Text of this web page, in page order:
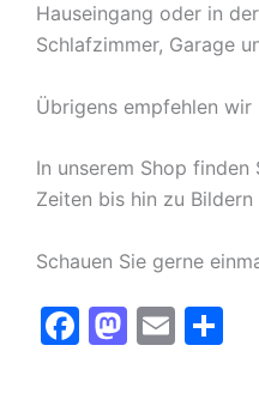
Hauseingang oder in
Schlafzimmer, Garage
Übrigens empfehlen
In unserem Shop
Zeiten bis hin zu
Schauen Sie gerne
F
M E